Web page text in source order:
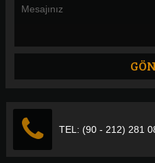
TEL: (90 - 212) 281